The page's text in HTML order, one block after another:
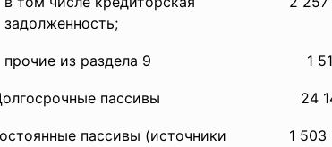
задолженность;
прочие из раздела 9 1
пассивы 24
пассивы (источники
1 503